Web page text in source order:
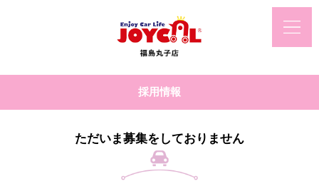
採用情報
ただいま募集をしておりません